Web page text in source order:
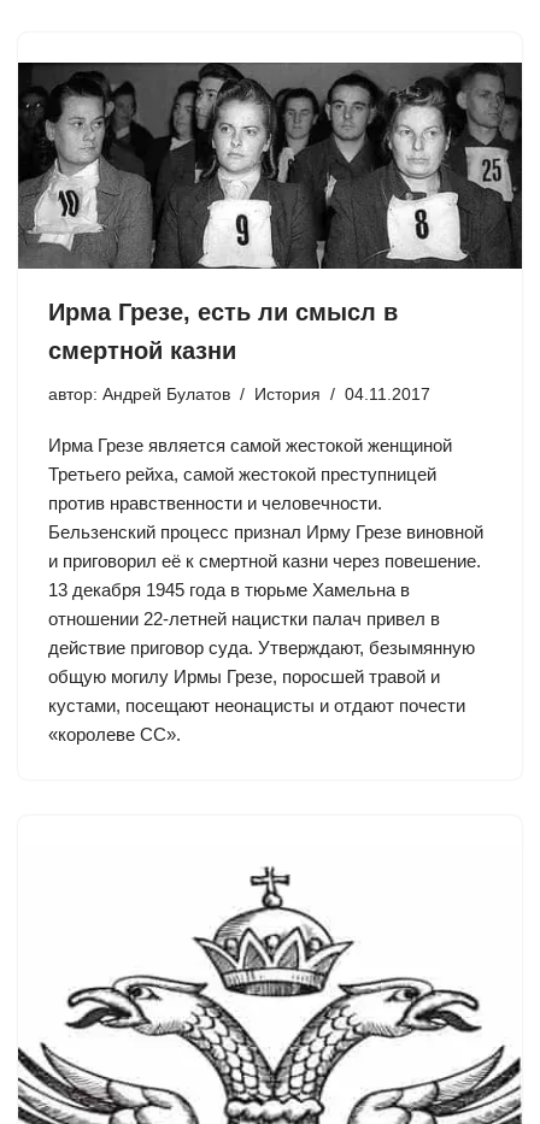
Ирма Грезе, есть ли смысл в
смертной казни
автор: Андрей Булатов История 04.11.2017
Ирма Грезе является самой жестокой женщиной
Третьего рейха, самой жестокой преступницей
против нравственности и человечности.
Бельзенский процесс признал Ирму Грезе виновной
и приговорил её к смертной казни через повешение.
13 декабря 1945 года в тюрьме Хамельна в
отношении 22-летней нацистки палач привел в
действие приговор суда. Утверждают, безымянную
общую могилу Ирмы Грезе, поросшей травой и
кустами, посещают неонацисты и отдают почести
«королеве СС».